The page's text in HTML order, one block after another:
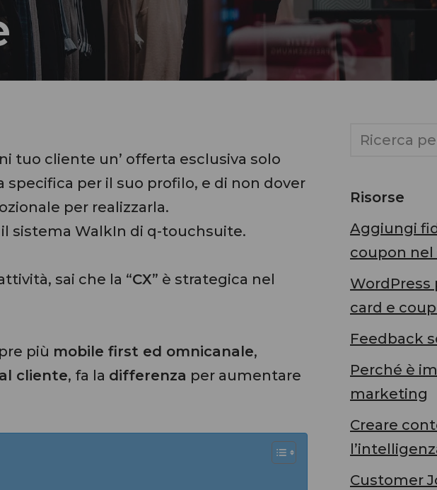
tuo cliente un’ offerta esclusiva solo
specifica per il suo profilo, e di non dover
per realizzarla.
sistema WalkIn di q-touchsuite.
sai che la “CX” è strategica nel
più mobile first ed omnicanale,
cliente, fa la differenza per aumentare
Risorse
Aggiungi
coupon
card e
Feedback
Perché è
marketing
Creare
Customer